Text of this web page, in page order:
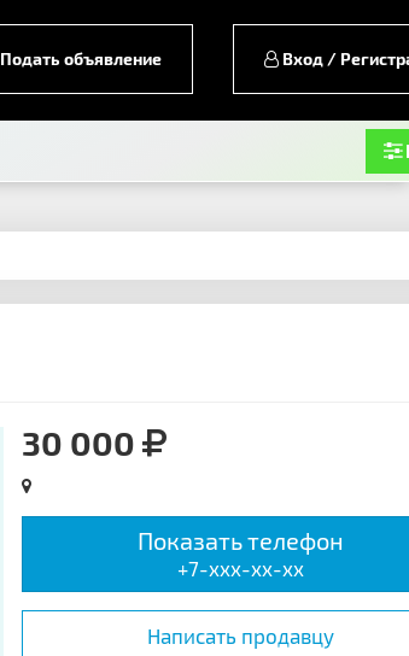
Подать объявление Вход /
30 000
Показать телефон
+7-xxx-xx-xx
Написать продавцу